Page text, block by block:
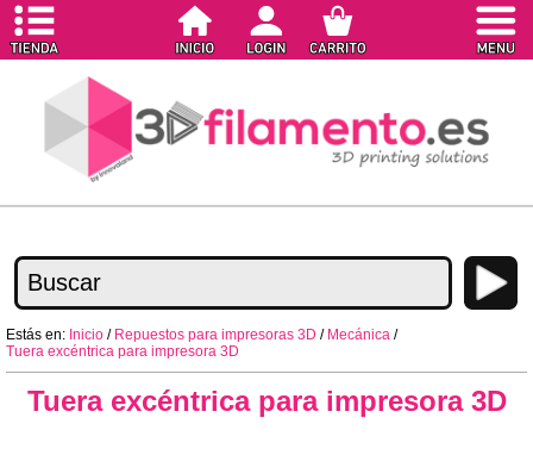
Estás en: Inicio / Repuestos para impresoras 3D / Mecánica /
Tuera excéntrica para impresora 3D
Tuera excéntrica para impresora 3D